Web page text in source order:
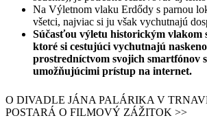
Na Výletnom vlaku Erdődy s parnou
všetci, najviac si ju však vychutnajú
Súčasťou výletu historickým vlakom
ktoré si cestujúci vychutnajú
prostredníctvom svojich smartfónov
umožňujúcimi prístup na internet.
O DIVADLE JÁNA PALÁRIKA V
POSTARÁ O FILMOVÝ ZÁŽITOK >>